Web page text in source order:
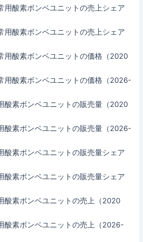
用酸素ボンベユニットの売上シェア
用酸素ボンベユニットの売上シェア
用酸素ボンベユニットの価格（2020
用酸素ボンベユニットの価格（2026-
酸素ボンベユニットの販売量（2020
酸素ボンベユニットの販売量（2026-
酸素ボンベユニットの販売量シェア
酸素ボンベユニットの販売量シェア
酸素ボンベユニットの売上（2020
酸素ボンベユニットの売上（2026-